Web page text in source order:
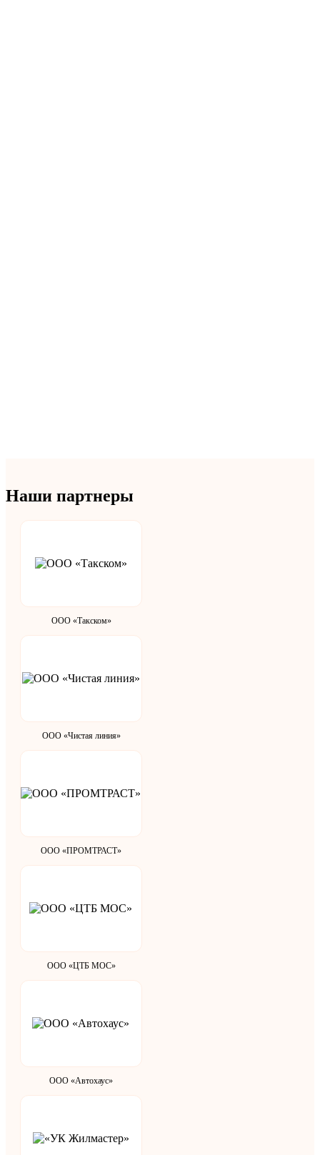
Наши партнеры
ООО «Такском»
ООО «Чистая линия»
ООО «ПРОМТРАСТ»
ООО «ЦТБ МОС»
ООО «Автохаус»